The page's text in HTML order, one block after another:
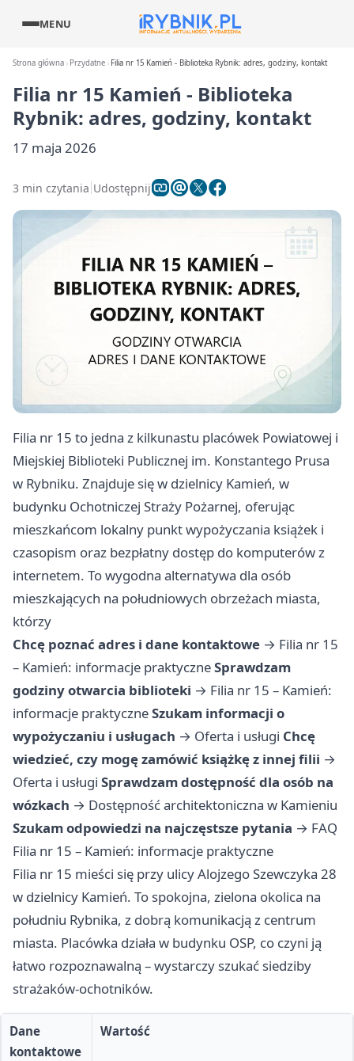
MENU
Strona główna Przydatne Filia nr 15 Kamień - Biblioteka Rybnik: adres, godziny, kontakt
Filia nr 15 Kamień - Biblioteka
Rybnik: adres, godziny, kontakt
17 maja 2026
3 min czytania Udostępnij
Filia nr 15 to jedna z kilkunastu placówek Powiatowej i
Miejskiej Biblioteki Publicznej im. Konstantego Prusa
w Rybniku. Znajduje się w dzielnicy Kamień, w
budynku Ochotniczej Straży Pożarnej, oferując
mieszkańcom lokalny punkt wypożyczania książek i
czasopism oraz bezpłatny dostęp do komputerów z
internetem. To wygodna alternatywa dla osób
mieszkających na południowych obrzeżach miasta,
którzy
Chcę poznać adres i dane kontaktowe → Filia nr 15
– Kamień: informacje praktyczneSprawdzam
godziny otwarcia biblioteki → Filia nr 15 – Kamień:
informacje praktyczneSzukam informacji o
wypożyczaniu i usługach → Oferta i usługi Chcę
wiedzieć, czy mogę zamówić książkę z innej filii →
Oferta i usługi Sprawdzam dostępność dla osób na
wózkach → Dostępność architektoniczna w Kamieniu
Szukam odpowiedzi na najczęstsze pytania → FAQ
Filia nr 15 – Kamień: informacje praktyczne
Filia nr 15 mieści się przy ulicy Alojzego Szewczyka 28
w dzielnicy Kamień. To spokojna, zielona okolica na
południu Rybnika, z dobrą komunikacją z centrum
miasta. Placówka działa w budynku OSP, co czyni ją
łatwo rozpoznawalną – wystarczy szukać siedziby
strażaków-ochotników.
Dane
kontaktowe
Wartość